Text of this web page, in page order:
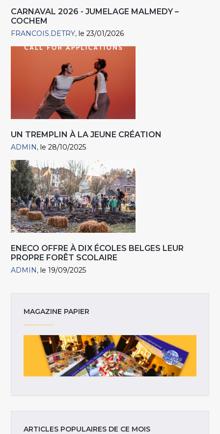
CARNAVAL 2026 - JUMELAGE MALMEDY –
COCHEM
FRANCOIS.DETRY le 23/01/2026
UN TREMPLIN À LA JEUNE CRÉATION
ADMIN le 28/10/2025
ENECO OFFRE À DIX ÉCOLES BELGES LEUR
PROPRE FORÊT SCOLAIRE
ADMIN le 19/09/2025
MAGAZINE PAPIER
ARTICLES POPULAIRES DE CE MOIS